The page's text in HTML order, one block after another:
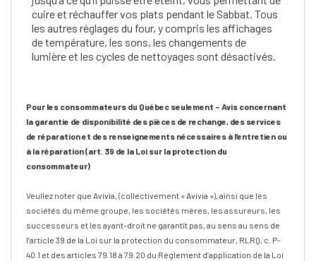
cuire et réchauffer vos plats pendant le Sabbat. Tous
les autres réglages du four, y compris les affichages
de température, les sons, les changements de
lumière et les cycles de nettoyages sont désactivés.
Pour les consommateurs du Québec seulement – Avis concernant
la garantie de disponibilité des pièces de rechange, des services
de réparation et des renseignements nécessaires à l’entretien ou
à la réparation (art. 39 de la Loi sur la protection du
consommateur)
Veullez noter que Avivia, (collectivement « Avivia »), ainsi que les
sociétés du même groupe, les sociétés mères, les assureurs, les
successeurs et les ayant-droit ne garantit pas, au sens au sens de
l’article 39 de la Loi sur la protection du consommateur, RLRQ, c. P-
40.1 et des articles 79.18 à 79.20 du Règlement d’application de la Loi